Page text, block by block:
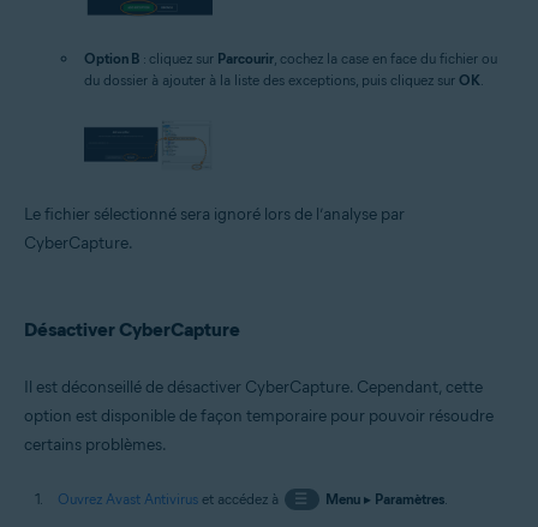
Option B : cliquez sur Parcourir , cochez la case en face du fichier ou
du dossier à ajouter à la liste des exceptions, puis cliquez sur OK
Le fichier sélectionné sera ignoré lors de l’analyse par
CyberCapture.
Désactiver CyberCapture
Il est déconseillé de désactiver CyberCapture. Cependant, cette
option est disponible de façon temporaire pour pouvoir résoudre
certains problèmes.
Ouvrez Avast Antivirus et accédez à ☰ Menu▸ Paramètres.